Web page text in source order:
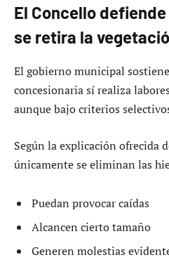
El Concello
se retira la
El gobierno municipal
concesionaria sí realiza
aunque bajo criterios
Según la explicación ofrecida
únicamente se eliminan las
Puedan provocar caídas
Alcancen cierto tamaño
Generen molestias